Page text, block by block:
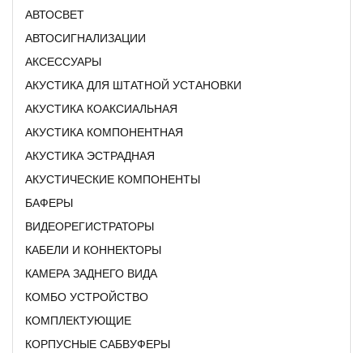
АВТОСВЕТ
АВТОСИГНАЛИЗАЦИИ
АКСЕССУАРЫ
АКУСТИКА ДЛЯ ШТАТНОЙ УСТАНОВКИ
АКУСТИКА КОАКСИАЛЬНАЯ
АКУСТИКА КОМПОНЕНТНАЯ
АКУСТИКА ЭСТРАДНАЯ
АКУСТИЧЕСКИЕ КОМПОНЕНТЫ
БАФЕРЫ
ВИДЕОРЕГИСТРАТОРЫ
КАБЕЛИ И КОННЕКТОРЫ
КАМЕРА ЗАДНЕГО ВИДА
КОМБО УСТРОЙСТВО
КОМПЛЕКТУЮЩИЕ
КОРПУСНЫЕ САБВУФЕРЫ